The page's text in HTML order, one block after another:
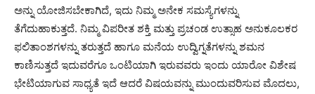
ಅನ್ನು ಯೋಜಿಸಬೇಕಾಗಿದೆ, ಇದು ನಿಮ್ಮ ಅನೇಕ ಸಮಸ್ಯೆಗಳನ್ನು
ತೆಗೆದುಹಾಕುತ್ತದೆ. ನಿಮ್ಮ ವಿಪರೀತ ಶಕ್ತಿ ಮತ್ತು ಪ್ರಚಂಡ ಉತ್ಸಾಹ ಅನುಕೂಲಕರ
ಫಲಿತಾಂಶಗಳನ್ನು ತರುತ್ತದೆ ಹಾಗೂ ಮನೆಯ ಉದ್ವಿಗ್ನತೆಗಳನ್ನು ಶಮನ
ಕಾಣಿಸುತ್ತದೆ ಇದುವರೆಗೂ ಒಂಟಿಯಾಗಿ ಇರುವವರು ಇಂದು ಯಾರೋ ವಿಶೇಷ
ಭೇಟಿಯಾಗುವ ಸಾಧ್ಯತೆ ಇದೆ ಆದರೆ ವಿಷಯವನ್ನು ಮುಂದುವರಿಸುವ ಮೊದಲು,